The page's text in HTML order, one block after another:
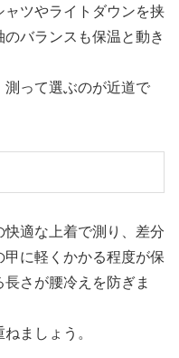
ツやライトダウンを挟
バランスも保温と動き
測って選ぶのが近道で
適な上着で測り、差分
に軽くかかる程度が保
さが腰冷えを防ぎま
ましょう。